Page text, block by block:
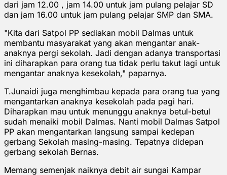
dari jam 12.00 , jam 14.00 untuk jam pulang pelajar SD
dan jam 16.00 untuk jam pulang pelajar SMP dan SMA.
"Kita dari Satpol PP sediakan mobil Dalmas untuk
membantu masyarakat yang akan mengantar anak-
anaknya pergi sekolah. Jadi dengan adanya transportasi
ini diharapkan para orang tua tidak perlu takut lagi untuk
mengantar anaknya kesekolah," paparnya.
T.Junaidi juga menghimbau kepada para orang tua yang
mengantarkan anaknya kesekolah pada pagi hari.
Diharapkan mau untuk menunggu anaknya betul-betul
sudah menaiki mobil Dalmas. Nanti mobil Dalmas Satpol
PP akan mengantarkan langsung sampai kedepan
gerbang Sekolah masing-masing. Tepatnya didepan
gerbang sekolah Bernas.
Memang semenjak naiknya debit air sungai Kampar